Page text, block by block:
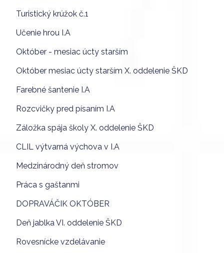
Turistický krúžok č.1
Učenie hrou I.A
Október - mesiac úcty starším
Október mesiac úcty starším X. oddelenie ŠKD
Farebné šantenie I.A
Rozcvičky pred písaním I.A
Záložka spája školy X. oddelenie ŠKD
CLIL výtvarná výchova v I.A
Medzinárodný deň stromov
Práca s gaštanmi
DOPRAVÁČIK OKTÓBER
Deň jablka VI. oddelenie ŠKD
Rovesnícke vzdelávanie